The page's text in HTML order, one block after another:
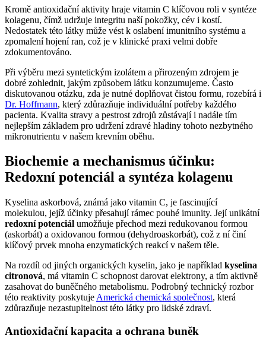
Kromě antioxidační aktivity hraje vitamin C klíčovou roli v syntéze
kolagenu, čímž udržuje integritu naší pokožky, cév i kostí.
Nedostatek této látky může vést k oslabení imunitního systému a
zpomalení hojení ran, což je v klinické praxi velmi dobře
zdokumentováno.
Při výběru mezi syntetickým izolátem a přirozeným zdrojem je
dobré zohlednit, jakým způsobem látku konzumujeme. Často
diskutovanou otázku, zda je nutné doplňovat čistou formu, rozebírá i
Dr. Hoffmann, který zdůrazňuje individuální potřeby každého
pacienta. Kvalita stravy a pestrost zdrojů zůstávají i nadále tím
nejlepším základem pro udržení zdravé hladiny tohoto nezbytného
mikronutrientu v našem krevním oběhu.
Biochemie a mechanismus účinku:
Redoxní potenciál a syntéza kolagenu
Kyselina askorbová, známá jako vitamin C, je fascinující
molekulou, jejíž účinky přesahují rámec pouhé imunity. Její unikátní
redoxní potenciál umožňuje přechod mezi redukovanou formou
(askorbát) a oxidovanou formou (dehydroaskorbát), což z ní činí
klíčový prvek mnoha enzymatických reakcí v našem těle.
Na rozdíl od jiných organických kyselin, jako je například kyselina
citronová, má vitamin C schopnost darovat elektrony, a tím aktivně
zasahovat do buněčného metabolismu. Podrobný technický rozbor
této reaktivity poskytuje Americká chemická společnost, která
zdůrazňuje nezastupitelnost této látky pro lidské zdraví.
Antioxidační kapacita a ochrana buněk